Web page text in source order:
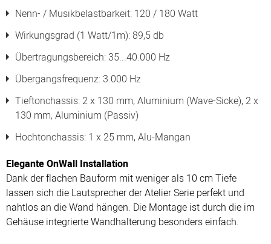
Nenn- / Musikbelastbarkeit: 120 / 180 Watt
Wirkungsgrad (1 Watt/1m): 89,5 db
Übertragungsbereich: 35...40.000 Hz
Übergangsfrequenz: 3.000 Hz
Tieftonchassis: 2 x 130 mm, Aluminium (Wave-Sicke), 2 x
130 mm, Aluminium (Passiv)
Hochtonchassis: 1 x 25 mm, Alu-Mangan
Elegante OnWall Installation
Dank der flachen Bauform mit weniger als 10 cm Tiefe
lassen sich die Lautsprecher der Atelier Serie perfekt und
nahtlos an die Wand hängen. Die Montage ist durch die im
Gehäuse integrierte Wandhalterung besonders einfach.